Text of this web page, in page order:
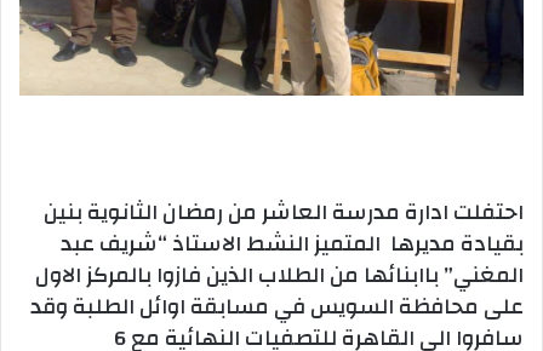
احتفلت ادارة مدرسة العاشر من رمضان الثانوية بنين
بقيادة مديرها المتميز النشط الاستاذ “شريف عبد
المغني” باابنائها من الطلاب الذين فازوا بالمركز الاول
على محافظة السويس في مسابقة اوائل الطلبة وقد
سافروا الى القاهرة للتصفيات النهائية مع 6